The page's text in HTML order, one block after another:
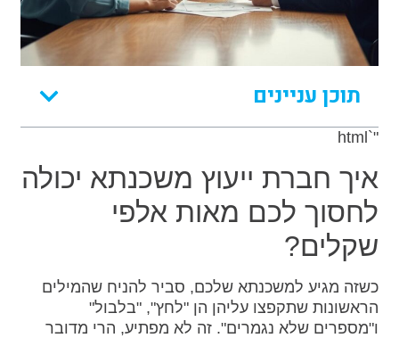
תוכן עניינים
"`html
איך חברת ייעוץ משכנתא יכולה
לחסוך לכם מאות אלפי
שקלים?
כשזה מגיע למשכנתא שלכם, סביר להניח שהמילים
הראשונות שתקפצו עליהן הן "לחץ", "בלבול"
ו"מספרים שלא נגמרים". זה לא מפתיע, הרי מדובר